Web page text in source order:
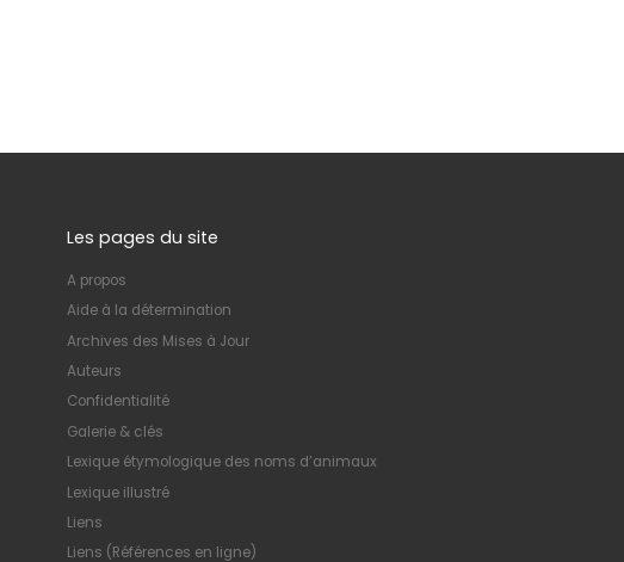
Les pages du site
A propos
Aide à la détermination
Archives des Mises à Jour
Auteurs
Confidentialité
Galerie & clés
Lexique étymologique des noms d’animaux
Lexique illustré
Liens
Liens (Références en ligne)